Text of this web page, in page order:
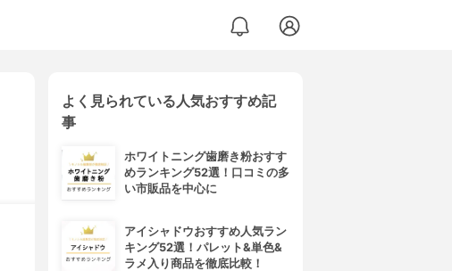
よく見られている人気おすすめ記
事
ホワイトニング歯磨き粉おすす
めランキング52選！口コミの多
い市販品を中心に
アイシャドウおすすめ人気ラン
キング52選！パレット&単色&
ラメ入り商品を徹底比較！